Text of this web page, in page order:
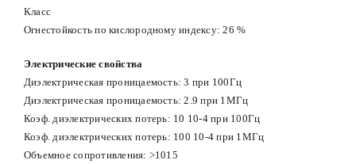
Класс
Огнестойкость по кислородному индексу: 26 %
Электрические свойства
Диэлектрическая проницаемость: 3 при 100Гц
Диэлектрическая проницаемость: 2.9 при 1МГц
Коэф. диэлектрических потерь: 10 10-4 при 100Гц
Коэф. диэлектрических потерь: 100 10-4 при 1МГц
Объемное сопротивления: >1015